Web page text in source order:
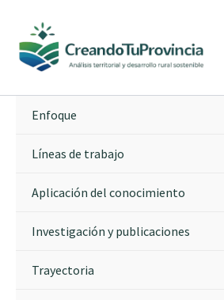
contenido
Enfoque
Líneas de trabajo
Aplicación del conocimiento
Investigación y publicaciones
Trayectoria